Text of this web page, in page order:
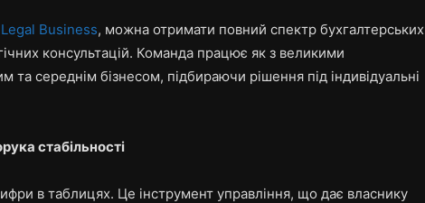
Legal Business, можна отримати повний спектр бухгалтерських
консультацій. Команда працює як з великими
та середнім бізнесом, підбираючи рішення під індивідуальні
стабільності
в таблицях. Це інструмент управління, що дає власнику